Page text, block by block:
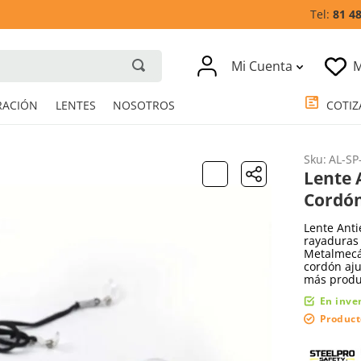
81
Mi Cuenta
Sku: AL-
Lente
Lente
cordón
más
En